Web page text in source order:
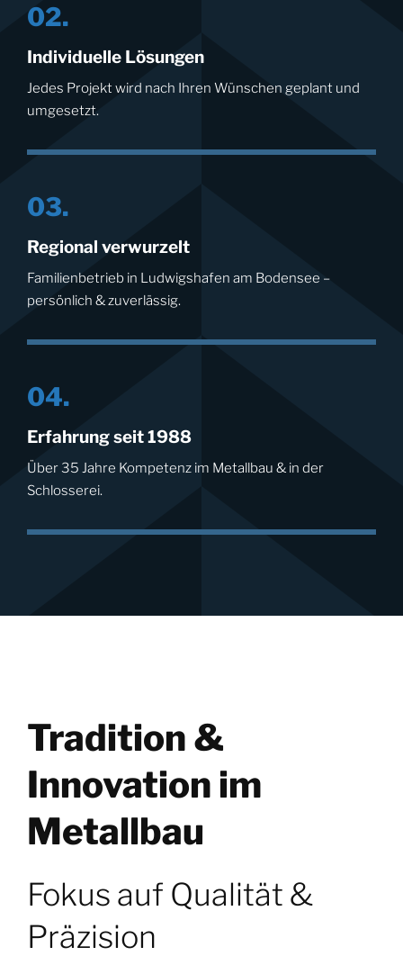
02.
Individuelle Lösungen
Jedes Projekt wird nach Ihren Wünschen geplant und
umgesetzt.
03.
Regional verwurzelt
Familienbetrieb in Ludwigshafen am Bodensee –
persönlich & zuverlässig.
04.
Erfahrung seit 1988
Über 35 Jahre Kompetenz im Metallbau & in der
Schlosserei.
Tradition &
Innovation im
Metallbau
Fokus auf Qualität &
Präzision